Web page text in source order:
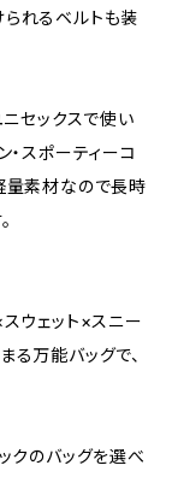
れるベルトも装
ニセックスで使い
・スポーティーコ
量素材なので長時
ウェット×スニー
る万能バッグで、
クのバッグを選べ